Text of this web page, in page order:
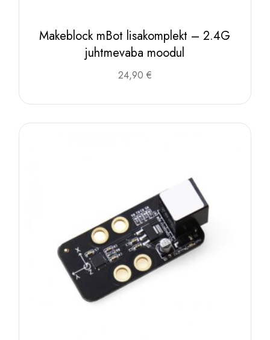
Makeblock mBot lisakomplekt – 2.4G
juhtmevaba moodul
24,90 €